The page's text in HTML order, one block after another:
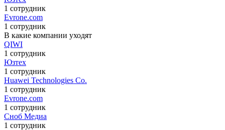
1 сотрудник
Evrone.com
1 сотрудник
В какие компании уходят
QIWI
1 сотрудник
Юзтех
1 сотрудник
Huawei Technologies Co.
1 сотрудник
Evrone.com
1 сотрудник
Сноб Медиа
1 сотрудник